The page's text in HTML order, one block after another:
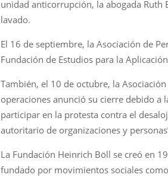
unidad anticorrupción, la abogada
lavado.
El 16 de septiembre, la Asociación de
Fundación de Estudios para la
También, el 10 de octubre, la
operaciones anunció su cierre debido a
participar en la protesta contra el
autoritario de organizaciones y
La Fundación Heinrich Böll se creó en
fundado por movimientos sociales